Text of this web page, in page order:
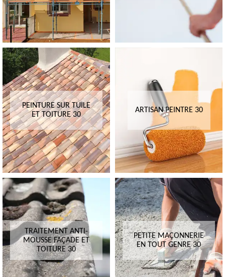
PEINTURE SUR TUILE
ET TOITURE 30
ARTISAN PEINTRE 30
TRAITEMENT ANTI-
MOUSSE FAÇADE ET
TOITURE 30
PETITE MAÇONNERIE
EN TOUT GENRE 30